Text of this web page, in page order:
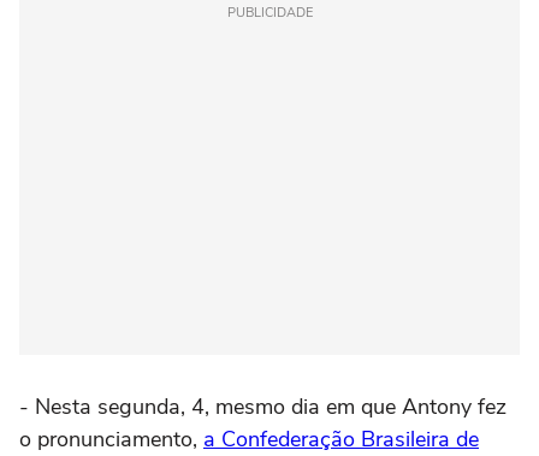
PUBLICIDADE
- Nesta segunda, 4, mesmo dia em que Antony fez
o pronunciamento, a Confederação Brasileira de